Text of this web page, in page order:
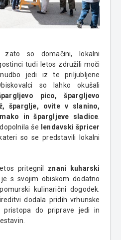
so domačini, lokalni
tudi letos združili moči
jedi iz te priljubljene
so lahko okušali
pico, špargljevo
šparglje, ovite v slanino,
in špargljeve sladice
še
lendavski špricer
so se predstavili lokalni
pritegnil znani kuharski
s svojim obiskom dodatno
kulinarični dogodek.
dodala pridih vrhunske
pristopa do priprave jedi in